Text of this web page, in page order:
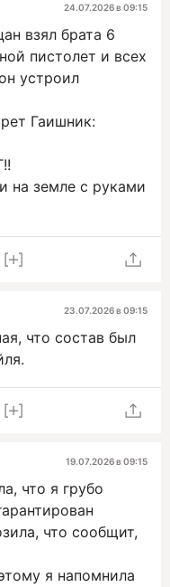
24.07.2026 в 09:15
взял брата 6
пистолет и всех
устроил
Гаишник:
на земле с руками
23.07.2026 в 09:15
что состав был
19.07.2026 в 09:15
что я грубо
что сообщит,
я напомнила